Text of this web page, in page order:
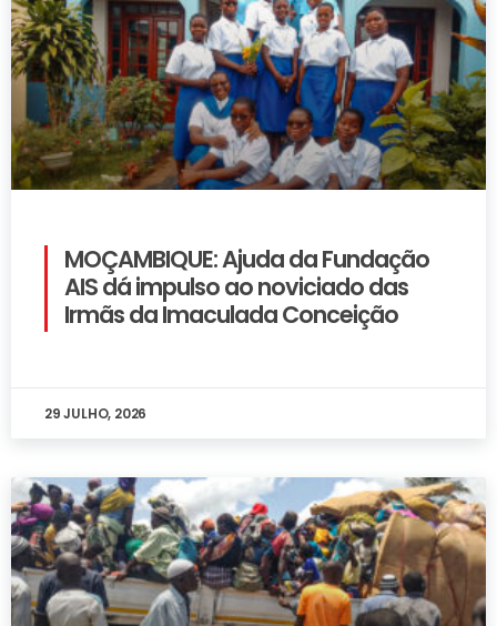
MOÇAMBIQUE: Ajuda da Fundação
AIS dá impulso ao noviciado das
Irmãs da Imaculada Conceição
29 JULHO, 2026